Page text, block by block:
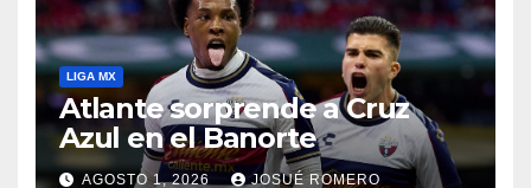
LIGA MX
Atlante sorprende a Cruz
Azul en el Banorte
AGOSTO 1, 2026 JOSUÉ ROMERO